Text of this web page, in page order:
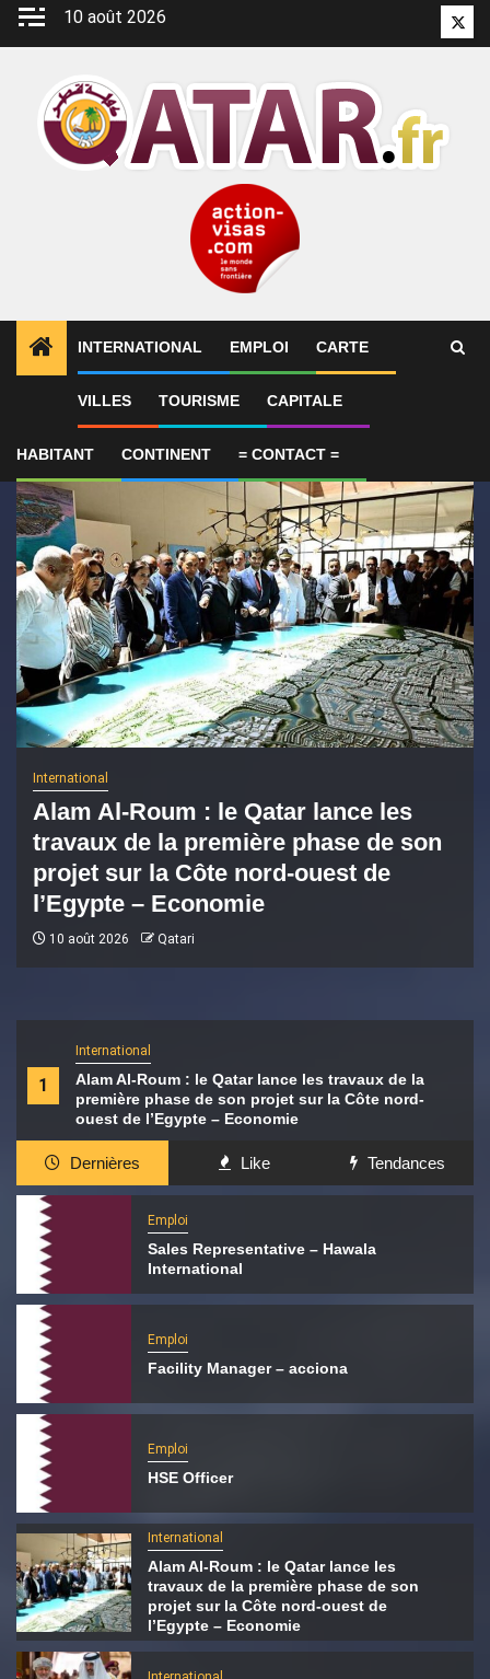
Aller
10 août 2026
INTERNATIONAL EMPLOI CARTE
VILLES TOURISME CAPITALE
HABITANT CONTINENT = CONTACT =
ALERTES INFO 1 Alam Al-Roum : le Qatar lance
1
International
Alam Al-Roum : le Qatar lance les travaux de la
première phase de son projet sur la Côte nord-
ouest de l’Egypte – Economie
International
Alam Al-Roum : le Qatar lance les
travaux de la première phase de son
projet sur la Côte nord-ouest de
l’Egypte – Economie
10 août 2026 Qatari
Dernières Like Tendances
Emploi
Sales Representative – Hawala
International
Emploi
Facility Manager – acciona
Emploi
HSE Officer
International
Alam Al-Roum : le Qatar lance les
travaux de la première phase de son
projet sur la Côte nord-ouest de
l’Egypte – Economie